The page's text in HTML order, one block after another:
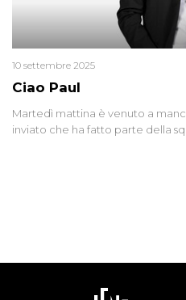
Ciao Paul
10 settembre 2025
Martedì mattina è venuto a
inviato che ha fatto parte della